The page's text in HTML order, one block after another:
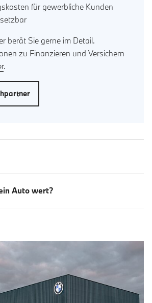
für gewerbliche Kunden
berät Sie gerne im Detail.
zu Finanzieren und Versichern
.
Auto wert?